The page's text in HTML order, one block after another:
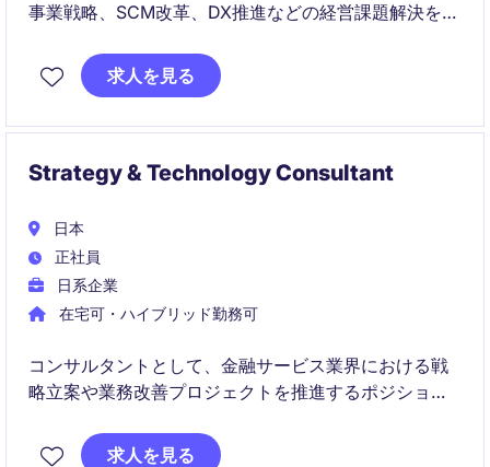
事業戦略、SCM改革、DX推進などの経営課題解決を支
CxOとの直接対話を通じて構想策定から実行・定着ま
求人を見る
Strategy & Technology Consultant
日本
正社員
日系企業
在宅可・ハイブリッド勤務可
コンサルタントとして、金融サービス業界における戦
略立案や業務改善プロジェクトを推進するポジション
イアントの課題解決をサポートします。
求人を見る